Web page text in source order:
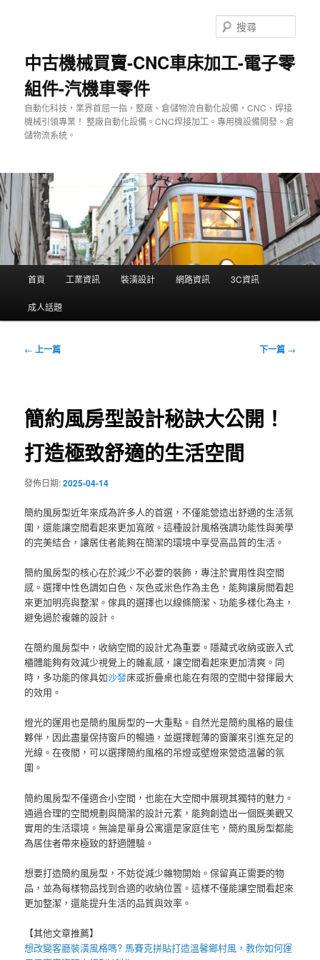
中古機械買賣-CNC車床加工-電子零
組件-汽機車零件
自動化科技，業界首屈一指，整廠、倉儲物流自動化設備，CNC、焊接
機械引領專業！ 整廠自動化設備。CNC焊接加工。專用機設備開發。倉
儲物流系統。
尋
單
首頁 工業資訊 裝潢設計 網路資訊 3C資訊
成人話題
文
← 上一篇 下一篇 →
簡約風房型設計秘訣大公開！
打造極致舒適的生活空間
發佈日期:2025-04-14
簡約風房型近年來成為許多人的首選，不僅能營造出舒適的生活氛
圍，還能讓空間看起來更加寬敞。這種設計風格強調功能性與美學
的完美結合，讓居住者能夠在簡潔的環境中享受高品質的生活。
簡約風房型的核心在於減少不必要的裝飾，專注於實用性與空間
感。選擇中性色調如白色、灰色或米色作為主色，能夠讓房間看起
來更加明亮與整潔。傢具的選擇也以線條簡潔、功能多樣化為主，
避免過於複雜的設計。
在簡約風房型中，收納空間的設計尤為重要。隱藏式收納或嵌入式
櫃體能夠有效減少視覺上的雜亂感，讓空間看起來更加清爽。同
時，多功能的傢具如沙發床或折疊桌也能在有限的空間中發揮最大
的效用。
燈光的運用也是簡約風房型的一大重點。自然光是簡約風格的最佳
夥伴，因此盡量保持窗戶的暢通，並選擇輕薄的窗簾來引進充足的
光線。在夜間，可以選擇簡約風格的吊燈或壁燈來營造溫馨的氛
圍。
簡約風房型不僅適合小空間，也能在大空間中展現其獨特的魅力。
通過合理的空間規劃與簡潔的設計元素，能夠創造出一個既美觀又
實用的生活環境。無論是單身公寓還是家庭住宅，簡約風房型都能
為居住者帶來極致的舒適體驗。
想要打造簡約風房型，不妨從減少雜物開始。保留真正需要的物
品，並為每樣物品找到合適的收納位置。這樣不僅能讓空間看起來
更加整潔，還能提升生活的品質與效率。
【其他文章推薦】
想改變客廳裝潢風格嗎? 馬賽克拼貼打造溫馨鄉村風，教你如何運